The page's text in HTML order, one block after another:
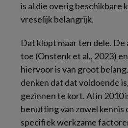
is al die overig beschikbare
vreselijk belangrijk.
Dat klopt maar ten dele.
toe (Onstenk et al., 2023)
hiervoor is van groot
denken dat dat voldoende
gezinnen te kort. Al in 2010
benutting van zowel kennis
specifiek werkzame